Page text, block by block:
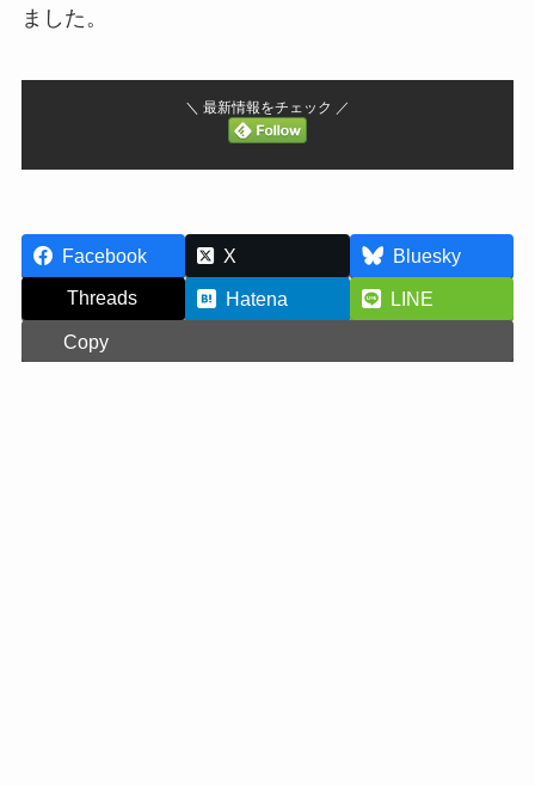
ました。
＼ 最新情報をチェック ／
Facebook X
Bluesky
Threads
Hatena
LINE
Copy